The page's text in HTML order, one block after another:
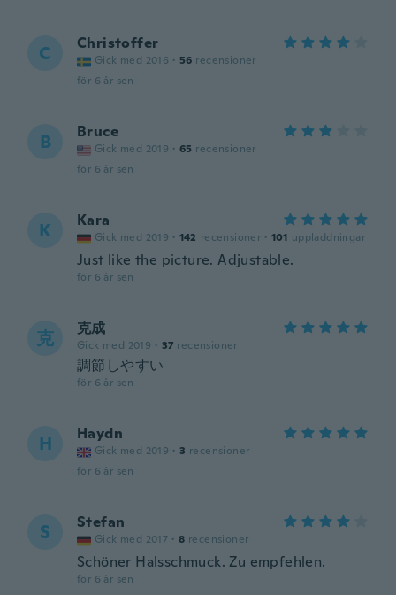
C Christoffer
Gick med 2016 · 56 recensioner
för 6 år sen
B Bruce
Gick med 2019 · 65 recensioner
för 6 år sen
K Kara
Gick med 2019 · 142 recensioner · 101 uppladdningar
Just like the picture. Adjustable.
för 6 år sen
克 克成
Gick med 2019 · 37 recensioner
調節しやすい
för 6 år sen
H Haydn
Gick med 2019 · 3 recensioner
för 6 år sen
S Stefan
Gick med 2017 · 8 recensioner
Schöner Halsschmuck. Zu empfehlen.
för 6 år sen